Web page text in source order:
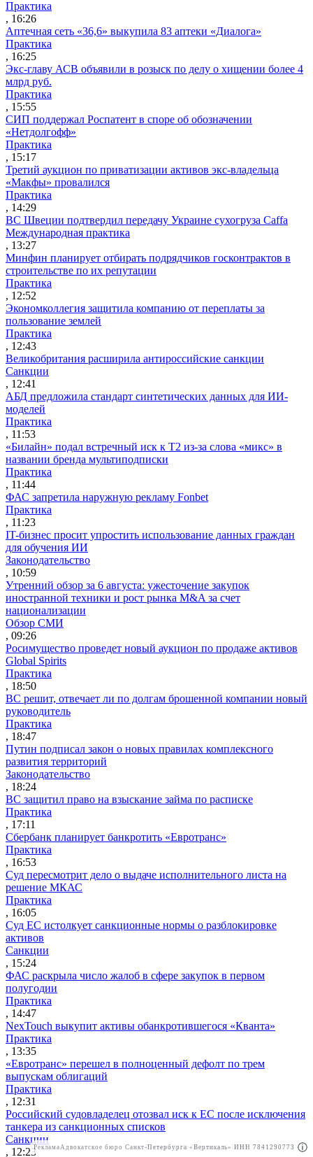
РекламаООО "Право.ру" ИНН: 7704835288
Практика
, 16:26
Аптечная сеть «36,6» выкупила 83 аптеки «Диалога»
Практика
, 16:25
Экс-главу АСВ объявили в розыск по делу о хищении более 4
млрд руб.
Практика
, 15:55
СИП поддержал Роспатент в споре об обозначении
«Нетдолгофф»
Практика
, 15:17
Третий аукцион по приватизации активов экс-владельца
«Макфы» провалился
Практика
, 14:29
ВС Швеции подтвердил передачу Украине сухогруза Caffa
Международная практика
, 13:27
Минфин планирует отбирать подрядчиков госконтрактов в
строительстве по их репутации
Практика
, 12:52
Экономколлегия защитила компанию от переплаты за
пользование землей
Практика
, 12:43
Великобритания расширила антироссийские санкции
Санкции
, 12:41
АБД предложила стандарт синтетических данных для ИИ-
моделей
Практика
, 11:53
«Билайн» подал встречный иск к Т2 из-за слова «микс» в
названии бренда мультиподписки
Практика
, 11:44
ФАС запретила наружную рекламу Fonbet
Практика
, 11:23
IT-бизнес просит упростить использование данных граждан
для обучения ИИ
Законодательство
, 10:59
Утренний обзор за 6 августа: ужесточение закупок
иностранной техники и рост рынка M&A за счет
национализации
Обзор СМИ
, 09:26
Росимущество проведет новый аукцион по продаже активов
Global Spirits
Практика
, 18:50
ВС решит, отвечает ли по долгам брошенной компании новый
руководитель
Практика
, 18:47
Путин подписал закон о новых правилах комплексного
развития территорий
Законодательство
, 18:24
ВС защитил право на взыскание займа по расписке
Практика
, 17:11
Сбербанк планирует банкротить «Евротранс»
Практика
, 16:53
Суд пересмотрит дело о выдаче исполнительного листа на
решение МКАС
Практика
, 16:05
Суд ЕС истолкует санкционные нормы о разблокировке
активов
Санкции
, 15:24
ФАС раскрыла число жалоб в сфере закупок в первом
полугодии
Практика
, 14:47
NexTouch выкупит активы обанкротившегося «Кванта»
Практика
, 13:35
«Евротранс» перешел в полноценный дефолт по трем
выпускам облигаций
Практика
, 12:31
Российский судовладелец отозвал иск к ЕС после исключения
танкера из санкционных списков
Санкции
, 12:23Реклама Адвокатское бюро Санкт-Петербурга «Вертикаль» ИНН 7841290773